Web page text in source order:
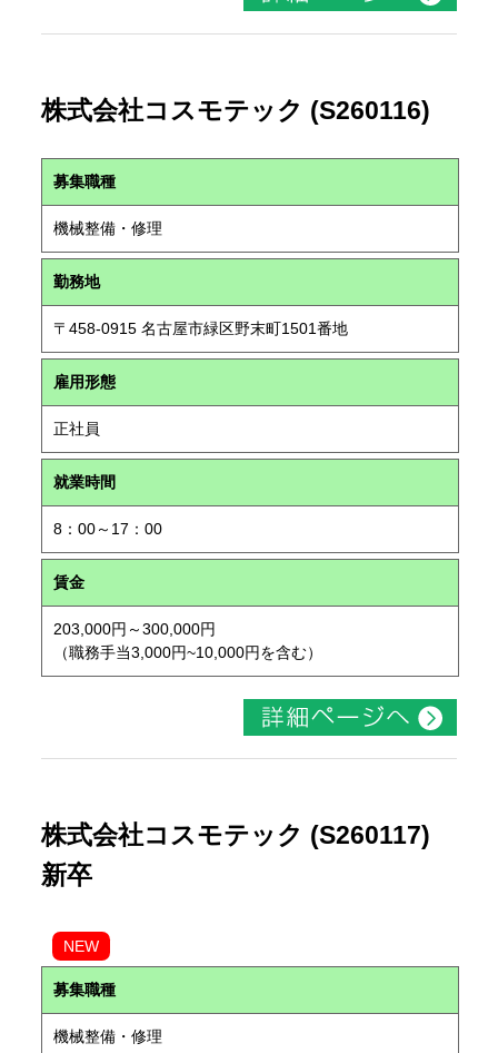
株式会社コスモテック (S260116)
募集職種
機械整備・修理
勤務地
〒458-0915 名古屋市緑区野末町1501番地
雇用形態
正社員
就業時間
8：00～17：00
賃金
203,000円～300,000円
（職務手当3,000円~10,000円を含む）
株式会社コスモテック (S260117)
新卒
NEW
募集職種
機械整備・修理